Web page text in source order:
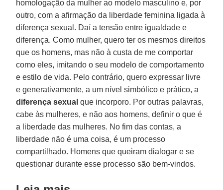
homologação da mulher ao modelo masculino e, por
outro, com a afirmação da liberdade feminina ligada à
diferença sexual. Daí a tensão entre igualdade e
diferença. Como mulher, quero ter os mesmos direitos
que os homens, mas não à custa de me comportar
como eles, imitando o seu modelo de comportamento
e estilo de vida. Pelo contrário, quero expressar livre
e generativamente, a um nível simbólico e prático, a
diferença sexual que incorporo. Por outras palavras,
cabe às mulheres, e não aos homens, definir o que é
a liberdade das mulheres. No fim das contas, a
liberdade não é uma coisa, é um processo
compartilhado. Homens que queiram dialogar e se
questionar durante esse processo são bem-vindos.